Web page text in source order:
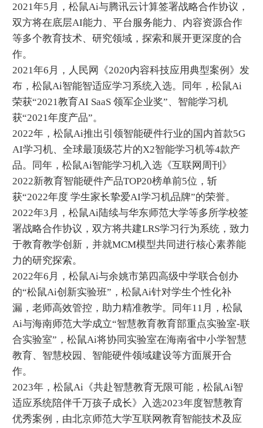
2021年5月，松鼠Ai与腾讯云计算签署战略合作协议，
双方将在底层AI能力、平台服务能力、内容资源合作
等多个教育技术、研究领域，探索和展开更深度的合
作。
2021年6月，人民网《2020内容科技应用典型案例》发
布，松鼠Ai智能智适应学习系统入选。同年，松鼠Ai
荣获“2021教育AI SaaS 领军企业奖”、智能学习机
获“2021年度产品”。
2022年，松鼠Ai推出引领智能硬件行业的国内首款5G
AI学习机、全球最顶级芯片的X2智能学习机等4款产
品。同年，松鼠Ai智能学习机入选《互联网周刊》
2022新教育智能硬件产品TOP20榜单前5位，斩
获“2022年度 学生家长挚爱AI学习机品牌”的荣誉。
2022年3月，松鼠Ai陆续与华东师范大学等多所学校签
署战略合作协议，双方将共建LRS学习行为系统，致力
于教育教学创新，并就MCM模型共同进行核心素养能
力的研究探索。
2022年6月，松鼠Ai与余姚市第四高级中学联合创办
的“松鼠Ai创新实验班”，松鼠Ai针对学生个性化补
漏，老师高效管控，助力精准教学。同年11月，松鼠
Ai与海南师范大学成立“智慧教育教育部重点实验室-联
合实验室”，松鼠Ai将协同实验室在海南省中小学智慧
教育、智慧校园、智能硬件领域建设等方面展开合
作。
2023年，松鼠Ai《共赴智慧教育无限可能，松鼠Ai智
适应系统陪伴千万孩子成长》入选2023年度智慧教育
优秀案例，由北京师范大学互联网教育智能技术及应